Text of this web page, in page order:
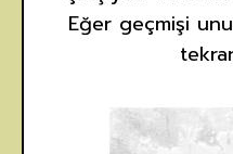
Eğer geçmişi